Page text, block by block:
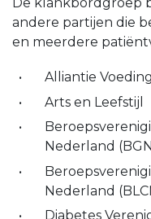
andere partijen die
en meerdere
Alliantie
Arts en Leefstijl
Nederland
Nederland
Diabetes